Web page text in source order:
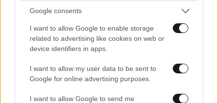
Google consents
I want to allow Google to enable storage
related to advertising like cookies on web or
device identifiers in apps.
I want to allow my user data to be sent to
Google for online advertising purposes.
I want to allow Google to send me
ΚΟΙΝΩΝΙΑ3 λ. πριν
Αγίους Ισιδώρους στον Λυκαβηττό